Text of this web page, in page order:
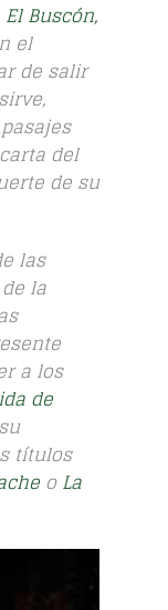
El Buscón,
el
de salir
del
de su
las
la
a los
de
títulos
oLa